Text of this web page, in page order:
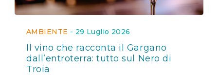
AMBIENTE - 29 Luglio 2026
Il vino che racconta il Gargano
dall’entroterra: tutto sul Nero di
Troia